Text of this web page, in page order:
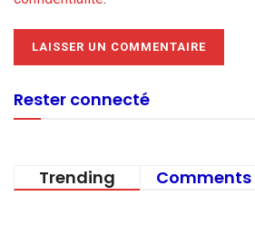
Rester connecté
Trending Comments